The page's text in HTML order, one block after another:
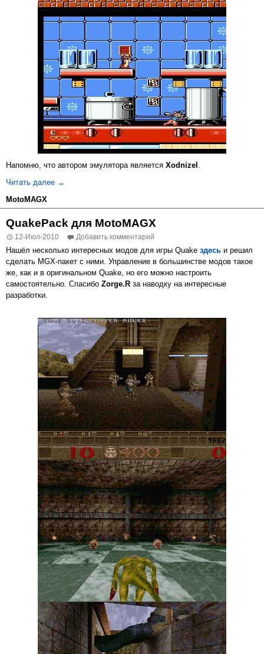
Напомню, что автором эмулятора является Xodnizel .
Читать далее FCE Ultra для MotoMAGX
→
MotoMAGX
QuakePack для MotoMAGX
12-Июл-2010 Добавить комментарий
Нашёл несколько интересных модов для игры Quake здесь и решил
сделать MGX-пакет с ними. Управление в большинстве модов такое
же, как и в оригинальном Quake, но его можно настроить
самостоятельно. Спасибо Zorge.R за наводку на интересные
разработки.